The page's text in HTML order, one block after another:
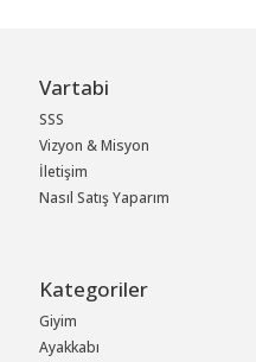
Vartabi
SSS
Vizyon & Misyon
İletişim
Nasıl Satış Yaparım
Kategoriler
Giyim
Ayakkabı